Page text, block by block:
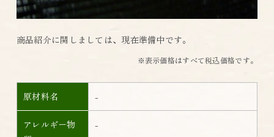
商品紹介に関しましては、現在準備中です。
※表示価格はすべて税込価格です。
原材料名 -
アレルギー物
-